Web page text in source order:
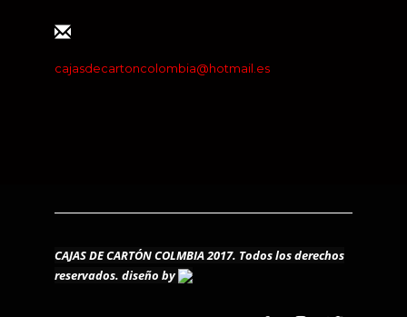
cajasdecartoncolombia@hotmail.es
CAJAS DE CARTÓN COLMBIA 2017. Todos los derechos
reservados. diseño by